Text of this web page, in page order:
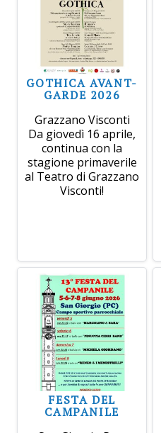
GOTHICA AVANT-
GARDE 2026
Grazzano Visconti
Da giovedì 16 aprile,
continua con la
stagione primaverile
al Teatro di Grazzano
Visconti!
FESTA DEL
CAMPANILE